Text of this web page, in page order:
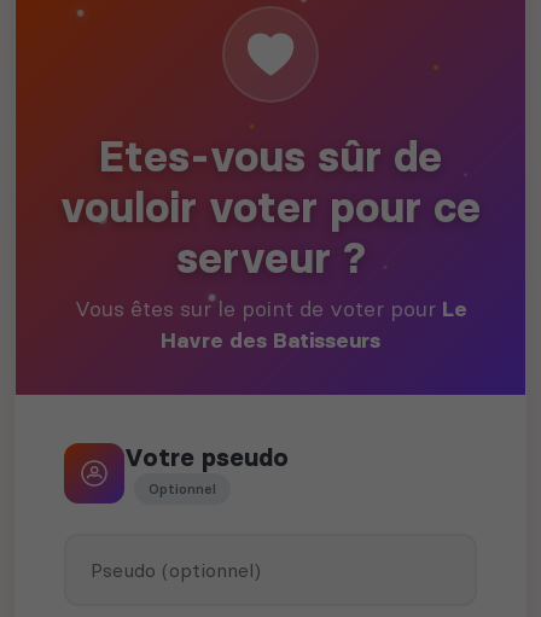
Etes-vous sûr de
vouloir voter pour ce
serveur ?
Vous êtes sur le point de voter pour Le
Havre des Batisseurs
Votre pseudo
Optionnel